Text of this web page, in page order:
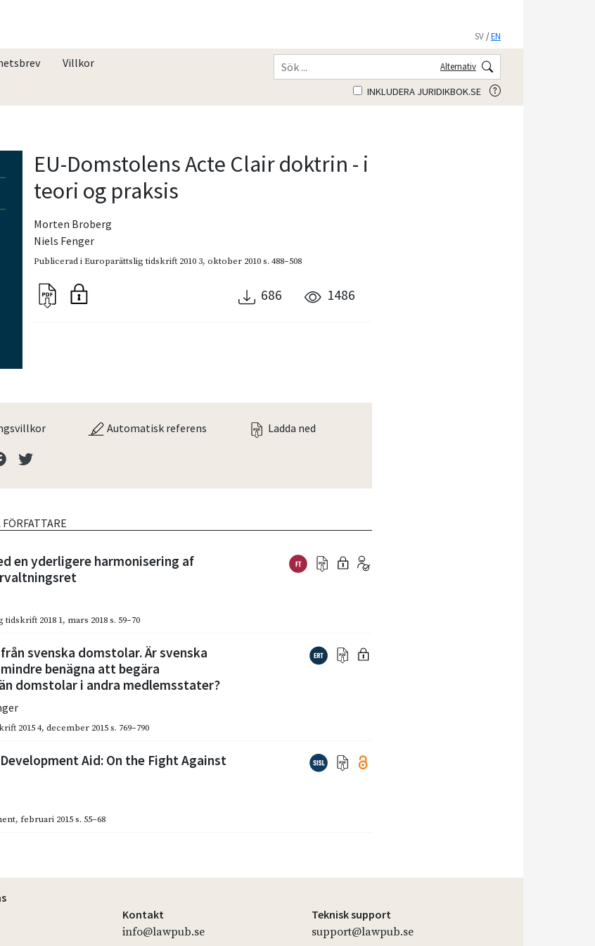
SV /EN
Villkor Alternativ
INKLUDERA JURIDIKBOK.SE
EU-Domstolens Acte Clair doktrin - i
teori og praksis
Morten Broberg
Niels Fenger
Publicerad iEuroparättslig tidskrift 2010 3,oktober 2010s. 488–508
686 1486
Automatisk referens Ladda ned
en yderligere harmonisering af
2018 1, mars 2018 s. 59–70
svenska domstolar. Är svenska
benägna att begära
domstolar i andra medlemsstater?
2015 4,december 2015 s. 769–790
Aid: On the Fight Against
,februari 2015 s. 55–68
Kontakt
info@lawpub.se
Teknisk support
support@lawpub.se